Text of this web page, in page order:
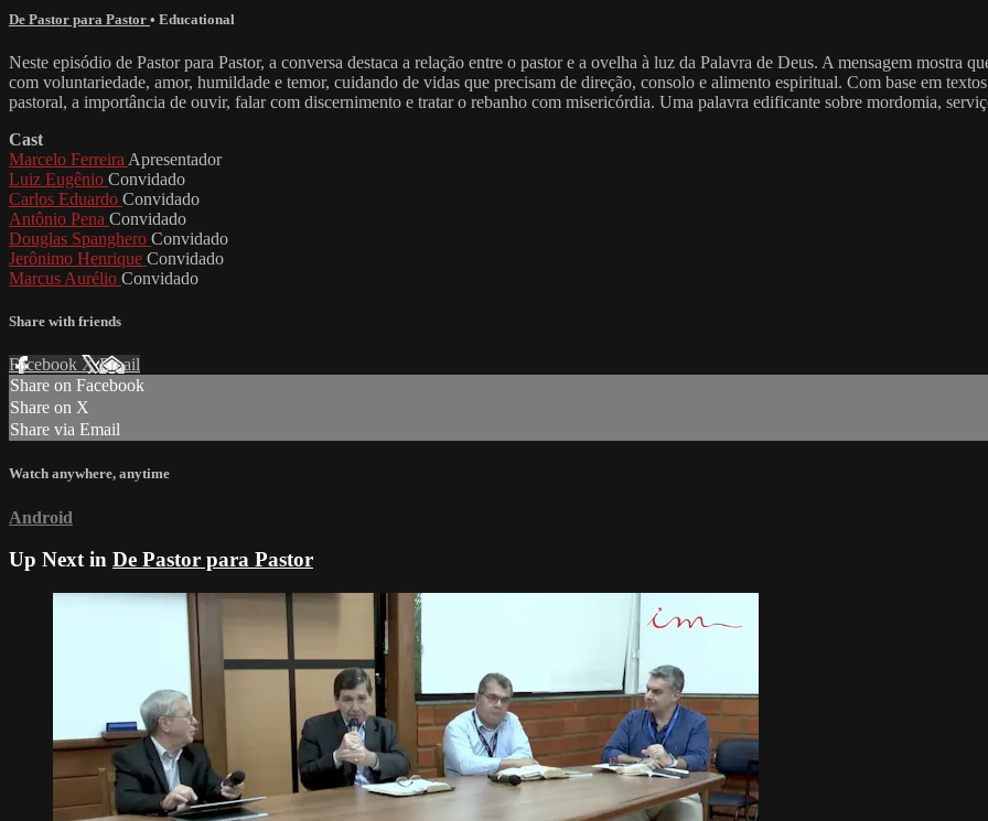
De Pastor para Pastor • Educational
Neste episódio de Pastor para Pastor, a conversa destaca a relação entre o pastor e a ovelha à luz da Palavra de Deus. A mensagem mostra
com voluntariedade, amor, humildade e temor, cuidando de vidas que precisam de direção, consolo e alimento espiritual. Com base em
pastoral, a importância de ouvir, falar com discernimento e tratar o rebanho com misericórdia. Uma palavra edificante sobre mordomia,
Cast
Marcelo Ferreira Apresentador
Luiz Eugênio Convidado
Carlos Eduardo Convidado
Antônio Pena Convidado
Douglas Spanghero Convidado
Jerônimo Henrique Convidado
Marcus Aurélio Convidado
Share with friends
Facebook XEmail
Share on Facebook
Share on X
Share via Email
Watch anywhere, anytime
Android
Up Next in De Pastor para Pastor